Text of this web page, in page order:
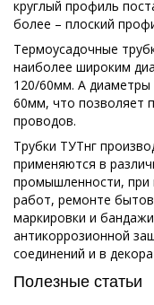
круглый профиль
более – плоский
Термоусадочные
наиболее широким
120/60мм. А диаметры
60мм, что позволяет
проводов.
Трубки ТУТнг
применяются в
промышленности,
работ, ремонте
маркировки и
антикоррозионной
соединений и в
Полезные статьи